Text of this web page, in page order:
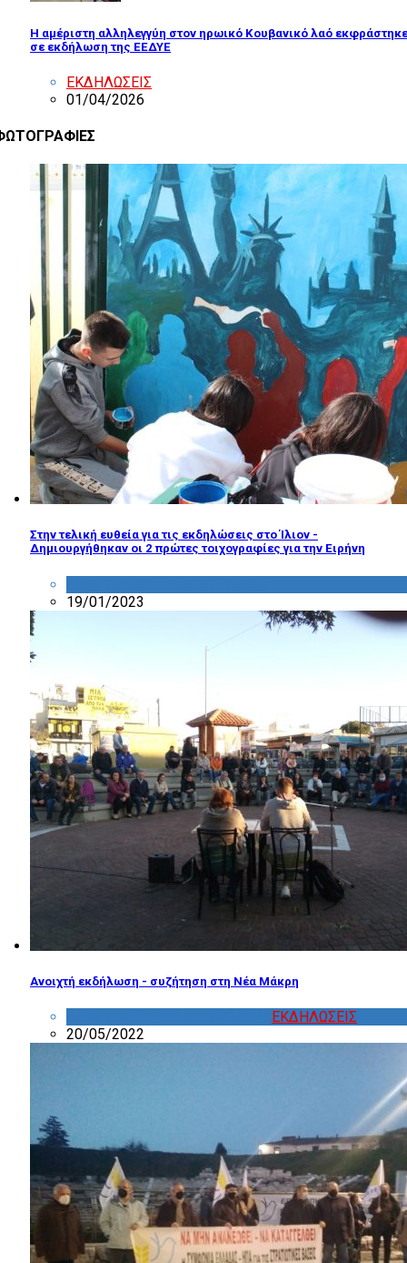
Η αμέριστη αλληλεγγύη στον ηρωικό Κουβανικό λαό εκφράστηκε
σε εκδήλωση της ΕΕΔΥΕ
ΕΚΔΗΛΩΣΕΙΣ
01/04/2026
Στην τελική ευθεία για τις εκδηλώσεις στο Ίλιον -
Δημιουργήθηκαν οι 2 πρώτες τοιχογραφίες για την Ειρήνη
19/01/2023
Ανοιχτή εκδήλωση - συζήτηση στη Νέα Μάκρη
ΕΚΔΗΛΩΣΕΙΣ
20/05/2022